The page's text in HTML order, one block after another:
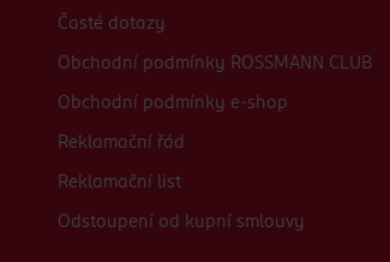
Časté dotazy
Obchodní podmínky ROSSMANN CLUB
Obchodní podmínky e-shop
Reklamační řád
Reklamační list
Odstoupení od kupní smlouvy